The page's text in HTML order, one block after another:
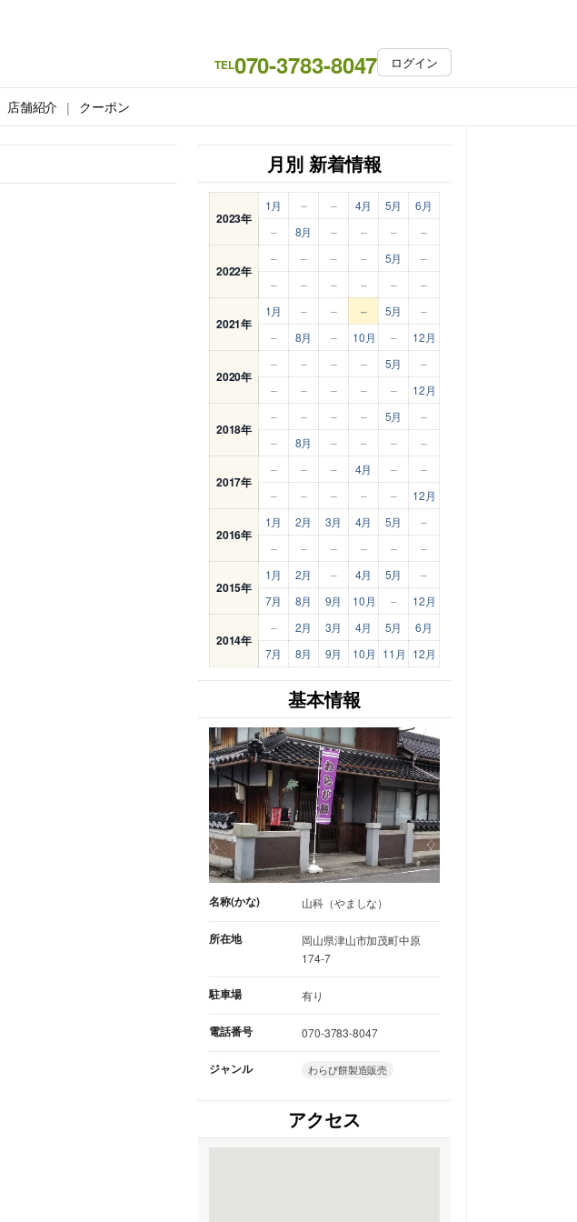
TEL070-3783-8047 ログイン
店舗紹介 クーポン
月別 新着情報
2023年
1月 – – 4月 5月
6月
–
8月 – – – –
2022年
– – – – 5月
–
–
– – – – –
2021年
1月 – – – 5月
–
–
8月 – 10月 – 12月
2020年
– – – – 5月
–
–
– – – – 12月
2018年
– – – – 5月
–
–
8月 – – – –
2017年
– – – 4月 –
–
–
– – – – 12月
2016年
1月 2月 3月 4月 5月
–
–
– – – – –
2015年
1月 2月 – 4月 5月
–
7月
8月 9月 10月 – 12月
2014年
– 2月 3月 4月 5月
6月
7月
8月 9月 10月 11月 12月
基本情報
名称(かな) 山科（やましな）
所在地
岡山県津山市加茂町中原
174-7
駐車場 有り
電話番号 070-3783-8047
ジャンル わらび餅製造販売
アクセス